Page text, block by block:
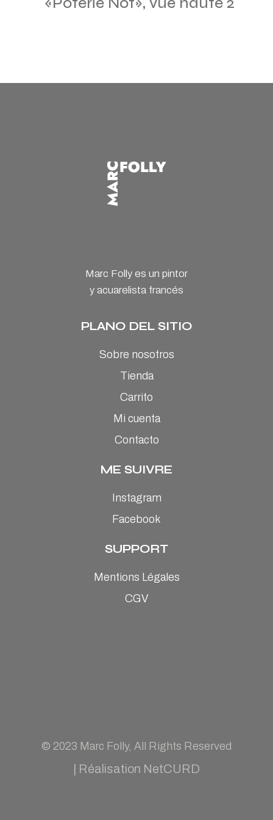
Marc Folly es un pintor
y acuarelista francés
PLANO DEL SITIO
Sobre nosotros
Tienda
Carrito
Mi cuenta
Contacto
ME SUIVRE
Instagram
Facebook
SUPPORT
Mentions Légales
CGV
© 2023 Marc Folly, All Rights Reserved
Réalisation NetCURD